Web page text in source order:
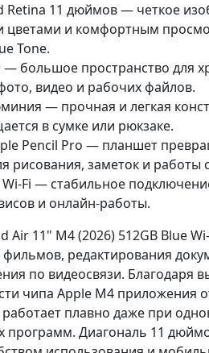
Retina 11 дюймов — четкое
и комфортным
Tone.
— большое пространство для
видео и рабочих файлов.
— прочная и легкая
в сумке или рюкзаке.
Pencil Pro — планшет
рисования, заметок и работы
Fi — стабильное
и онлайн-работы.
Air 11" M4 (2026) 512GB Blue
редактирования
по видеосвязи. Благодаря
чипа Apple M4 приложения
работает плавно даже при
программ. Диагональ 11